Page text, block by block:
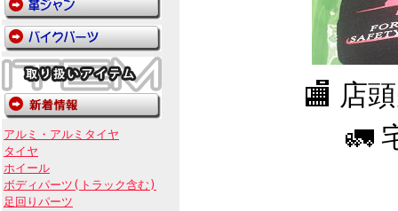
アルミ・アルミタイヤ
タイヤ
ホイール
ボディパーツ(トラック含む)
足回りパーツ
🏬 店
🚛